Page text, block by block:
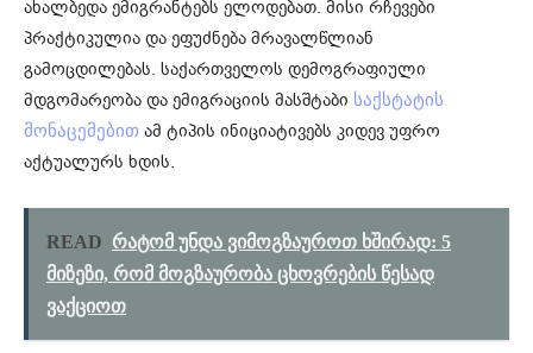
ახალბედა ემიგრანტებს ელოდებათ. მისი რჩევები
პრაქტიკულია და ეფუძნება მრავალწლიან
გამოცდილებას. საქართველოს დემოგრაფიული
მდგომარეობა და ემიგრაციის მასშტაბი საქსტატის
მონაცემებით ამ ტიპის ინიციატივებს კიდევ უფრო
აქტუალურს ხდის.
READ რატომ უნდა ვიმოგზაუროთ ხშირად: 5
მიზეზი, რომ მოგზაურობა ცხოვრების წესად
ვაქციოთ